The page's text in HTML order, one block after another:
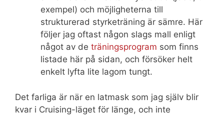
exempel) och möjligheterna till
strukturerad styrketräning är sämre. Här
följer jag oftast någon slags mall enligt
något av de träningsprogram som finns
listade här på sidan, och försöker helt
enkelt lyfta lite lagom tungt.
Det farliga är när en latmask som jag själv blir
kvar i Cruising-läget för länge, och inte